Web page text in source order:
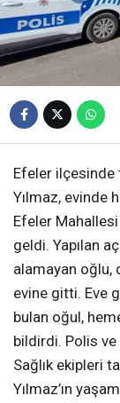
Efeler ilçesinde
Yılmaz, evinde
Efeler
geldi. Yapılan
alamayan oğlu,
evine gitti. Eve
bulan oğul,
bildirdi. Polis
Sağlık ekipleri
Yılmaz’ın